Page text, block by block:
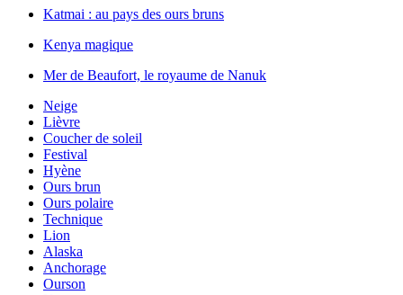
Katmai : au pays des ours bruns
Kenya magique
Mer de Beaufort, le royaume de Nanuk
Neige
Lièvre
Coucher de soleil
Festival
Hyène
Ours brun
Ours polaire
Technique
Lion
Alaska
Anchorage
Ourson